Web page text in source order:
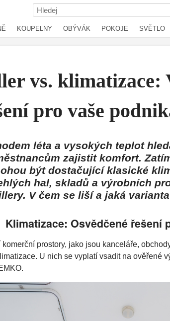
KOUPELNY OBÝVÁK POKOJE SVĚTLO
vs. klimatizace:
pro vaše
léta a vysokých teplot
zajistit komfort.
být dostačující klasické
hal, skladů a výrobních
V čem se liší a jaká
Klimatizace: Osvědčené řešení
komerční prostory, jako jsou kanceláře,
U nich se vyplatí vsadit na ověřené